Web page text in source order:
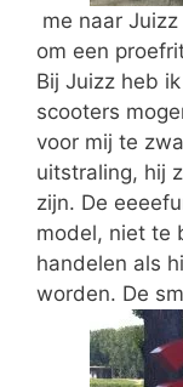
me naar
om een
Bij Juizz heb
scooters
voor mij te
uitstraling, hij
zijn. De
model, niet te
handelen als
worden. De